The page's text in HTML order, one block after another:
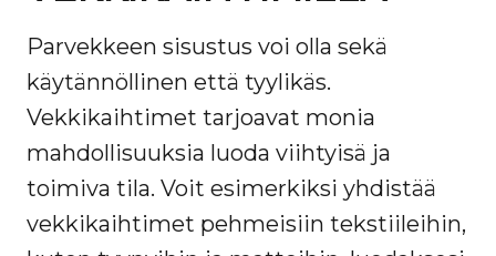
Parvekkeen sisustus voi olla sekä
käytännöllinen että tyylikäs.
Vekkikaihtimet tarjoavat monia
mahdollisuuksia luoda viihtyisä ja
toimiva tila. Voit esimerkiksi yhdistää
vekkikaihtimet pehmeisiin tekstiileihin,